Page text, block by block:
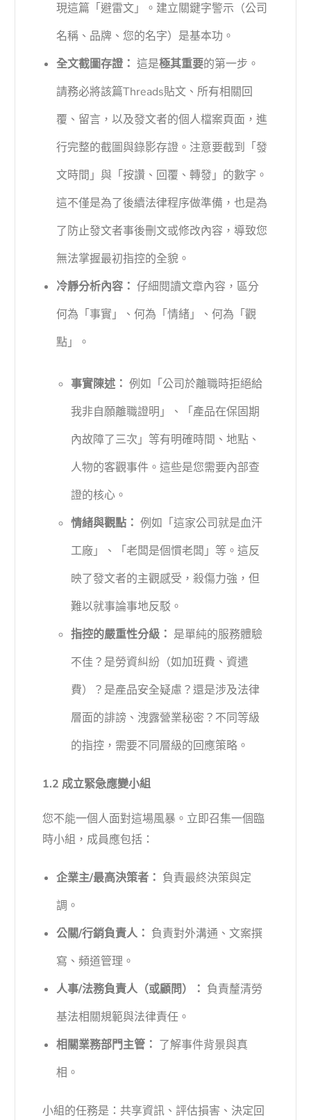
現這篇「避雷文」。建立關鍵字警示（公司
名稱、品牌、您的名字）是基本功。
全文截圖存證： 這是極其重要的第一步。
請務必將該篇Threads貼文、所有相關回
覆、留言，以及發文者的個人檔案頁面，進
行完整的截圖與錄影存證。注意要截到「發
文時間」與「按讚、回覆、轉發」的數字。
這不僅是為了後續法律程序做準備，也是為
了防止發文者事後刪文或修改內容，導致您
無法掌握最初指控的全貌。
冷靜分析內容： 仔細閱讀文章內容，區分
何為「事實」、何為「情緒」、何為「觀
點」。
事實陳述： 例如「公司於離職時拒絕給
我非自願離職證明」、「產品在保固期
內故障了三次」等有明確時間、地點、
人物的客觀事件。這些是您需要內部查
證的核心。
情緒與觀點： 例如「這家公司就是血汗
工廠」、「老闆是個慣老闆」等。這反
映了發文者的主觀感受，殺傷力強，但
難以就事論事地反駁。
指控的嚴重性分級： 是單純的服務體驗
不佳？是勞資糾紛（如加班費、資遣
費）？是產品安全疑慮？還是涉及法律
層面的誹謗、洩露營業秘密？不同等級
的指控，需要不同層級的回應策略。
1.2 成立緊急應變小組
您不能一個人面對這場風暴。立即召集一個臨
時小組，成員應包括：
企業主/最高決策者： 負責最終決策與定
調。
公關/行銷負責人： 負責對外溝通、文案撰
寫、頻道管理。
人事/法務負責人（或顧問）： 負責釐清勞
基法相關規範與法律責任。
相關業務部門主管： 了解事件背景與真
相。
小組的任務是：共享資訊、評估損害、決定回